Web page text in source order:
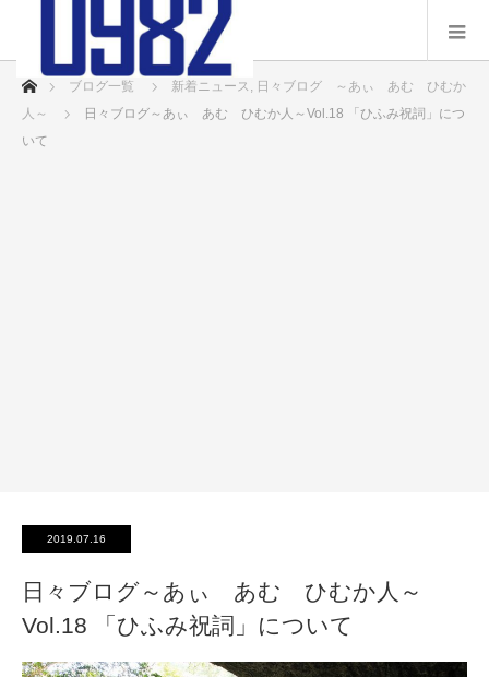
ホームブログ一覧 新着ニュース , 日々ブログ ～あぃ あむ ひむか
人～
日々ブログ～あぃ あむ ひむか人～Vol.18 「ひふみ祝詞」につ
いて
2019.07.16
日々ブログ～あぃ あむ ひむか人～
Vol.18 「ひふみ祝詞」について